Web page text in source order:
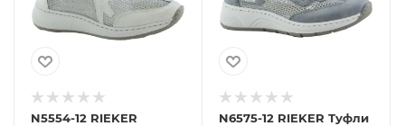
N5554-12 RIEKER
N6575-12 RIEKER Туфли